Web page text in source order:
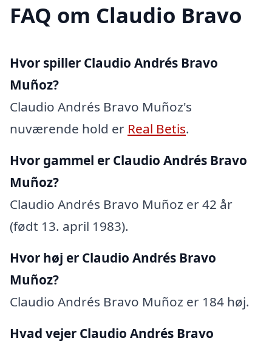
FAQ om Claudio Bravo
Hvor spiller Claudio Andrés Bravo
Muñoz?
Claudio Andrés Bravo Muñoz's
nuværende hold er Real Betis.
Hvor gammel er Claudio Andrés Bravo
Muñoz?
Claudio Andrés Bravo Muñoz er 42 år
(født 13. april 1983).
Hvor høj er Claudio Andrés Bravo
Muñoz?
Claudio Andrés Bravo Muñoz er 184 høj.
Hvad vejer Claudio Andrés Bravo